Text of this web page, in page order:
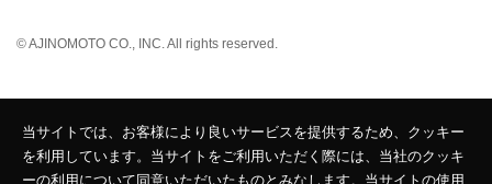
© AJINOMOTO CO., INC. All rights reserved.
当サイトでは、お客様により良いサービスを提供するため、クッキー
を利用しています。当サイトをご利用いただく際には、当社のクッキ
ーの利用について同意いただいたものとみなします。当サイトの使用